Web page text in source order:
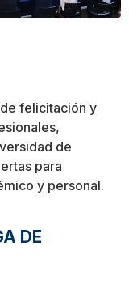
felicitación y
de
para
y personal.
DE